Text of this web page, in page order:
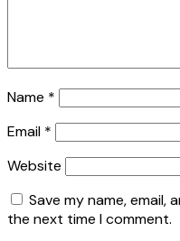
Name *
Email *
Website
Save my name,
the next time I comment.